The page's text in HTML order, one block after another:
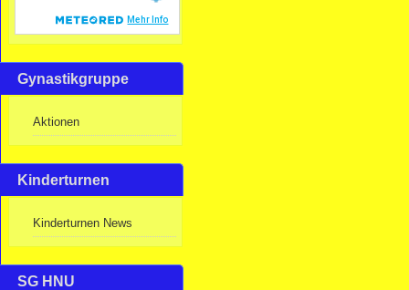
Gynastikgruppe
Aktionen
Kinderturnen
Kinderturnen News
SG HNU